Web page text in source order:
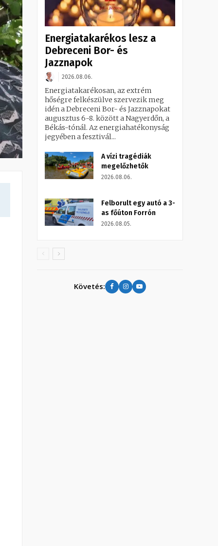
Energiatakarékos lesz a
Debreceni Bor- és
Jazznapok
2026.08.06.
Energiatakarékosan, az extrém
hőségre felkészülve szervezik meg
idén a Debreceni Bor- és Jazznapokat
augusztus 6-8. között a Nagyerdőn, a
Békás-tónál. Az energiahatékonyság
jegyében a fesztivál...
A vízi tragédiák
megelőzhetők
2026.08.06.
Felborult egy autó a 3-
as főúton Forrón
2026.08.05.
Követés: